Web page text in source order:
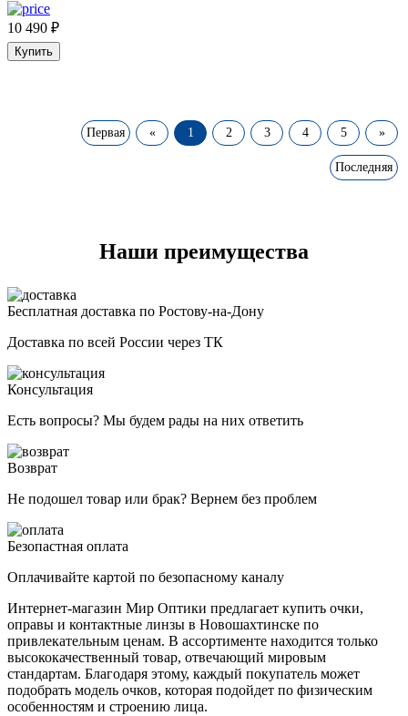
10 490 ₽
Купить
Первая « 1 2 3 4 5 »
Последняя
Наши преимущества
Бесплатная доставка по Ростову-на-Дону
Доставка по всей России через ТК
Консультация
Есть вопросы? Мы будем рады на них ответить
Возврат
Не подошел товар или брак? Вернем без проблем
Безопастная оплата
Оплачивайте картой по безопасному каналу
Интернет-магазин Мир Оптики предлагает купить очки,
оправы и контактные линзы в Новошахтинске по
привлекательным ценам. В ассортименте находится только
высококачественный товар, отвечающий мировым
стандартам. Благодаря этому, каждый покупатель может
подобрать модель очков, которая подойдет по физическим
особенностям и строению лица.